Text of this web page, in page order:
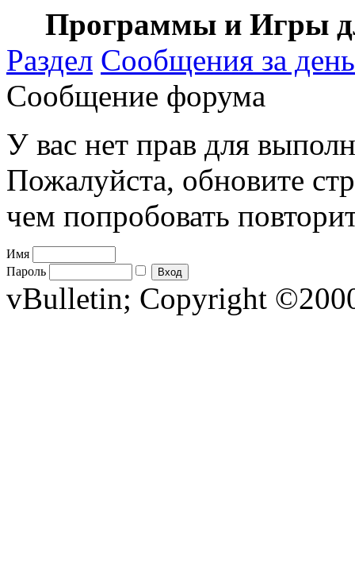
Программы и Игры
Раздел Сообщения за день
Сообщение форума
У вас нет прав для
Пожалуйста, обновите
чем попробовать
Имя
Пароль
vBulletin; Copyright